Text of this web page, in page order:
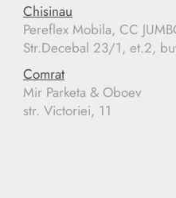
Chisinau
Pereflex Mobila, CC
Str.Decebal 23/1, et.2,
Comrat
Mir Parketa & Oboev
str. Victoriei, 11